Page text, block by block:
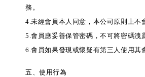
務。
4.未經會員本人同意，本公司原則上不
5.會員應妥善保管密碼，不可將密碼洩
6.會員如果發現或懷疑有第三人使用其
五、使用行為